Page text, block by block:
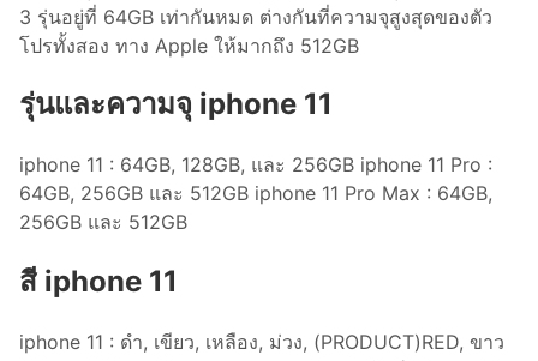
3 รุ่นอยู่ที่ 64GB เท่ากันหมด ต่างกันที่ความจุสูงสุดของตัว
โปรทั้งสอง ทาง Apple ให้มากถึง 512GB
รุ่นและความจุ iphone 11
iphone 11 : 64GB, 128GB, และ 256GB iphone 11 Pro :
64GB, 256GB และ 512GB iphone 11 Pro Max : 64GB,
256GB และ 512GB
สี iphone 11
iphone 11 : ดำ, เขียว, เหลือง, ม่วง, (PRODUCT)RED, ขาว